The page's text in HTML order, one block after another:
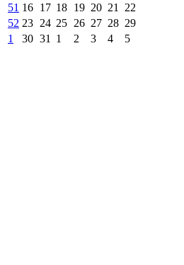
51 16 17 18 19 20 21
22
52 23 24 25 26 27 28 29
1
30 31 1 2 3 4 5